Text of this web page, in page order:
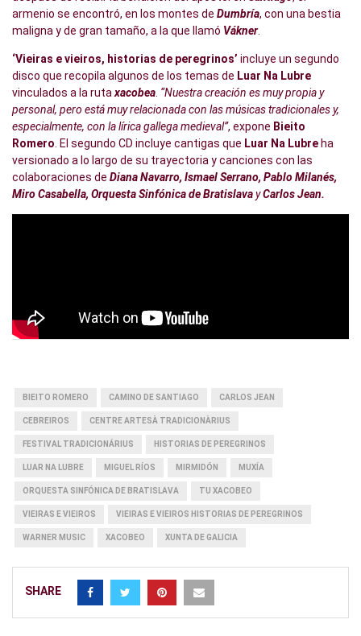
armenio se encontró, en los montes de Dumbría, con una bestia
maligna y de gran tamaño, a la que llamó Vákner.
‘Vieiras e vieiros, historias de peregrinos’ incluye un segundo
disco que recopila algunos de los temas de Luar Na Lubre
vinculados a la ruta xacobea “Nuestra creación es muy propia y
personal, pero está muy relacionada con las músicas tradicionales y,
especialmente, con la lírica gallega medieval”, expone Bieito
Romero . El segundo CD incluye cantigas que Luar Na Lubre ha
versionado a lo largo de su trayectoria y canciones con las
colaboraciones de Diana Navarro, Ismael Serrano, Pablo Milanés,
Miro Casabella, Orquesta Sinfónica de BratislavayCarlos Jean.
BIEITO ROMERO CAMINO DE SANTIAGO CARLOS JEAN
CEBREIROS CENTRE ARTESÀ TRADICIONÀRIUS
FESTIVAL TRADICIONÁRIUS HISTORIAS DE PEREGRINOS
LUAR NA LUBRE MIGUEL RÍOS MIRMIDÓN MUXÍA
ORQUESTA SINFÓNICA DE BRATISLAVA TU XACOBEO
VIEIRAS E VIEIROS VIEIRAS E VIEIROS HISTORIAS DE PEREGRINOS
WARNER MUSIC XACOBEO XUNTA DE GALICIA
SHARE